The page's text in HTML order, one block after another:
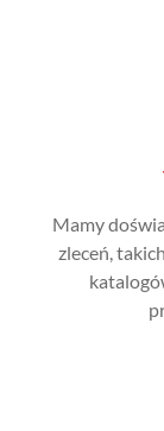
Mamy
zleceń,